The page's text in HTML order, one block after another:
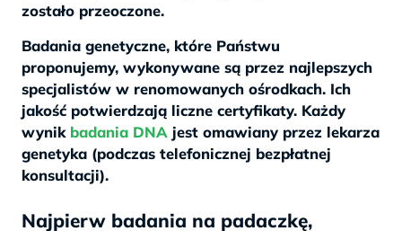
zostało przeoczone.
Badania genetyczne, które Państwu
proponujemy, wykonywane są przez najlepszych
specjalistów w renomowanych ośrodkach. Ich
jakość potwierdzają liczne certyfikaty. Każdy
wynik badania DNA jest omawiany przez lekarza
genetyka (podczas telefonicznej bezpłatnej
konsultacji).
Najpierw badania na padaczkę,